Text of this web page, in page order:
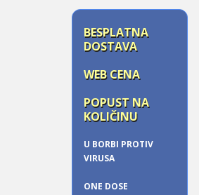
BESPLATNA
DOSTAVA
WEB CENA
POPUST NA
KOLIČINU
U BORBI PROTIV
VIRUSA
ONE DOSE